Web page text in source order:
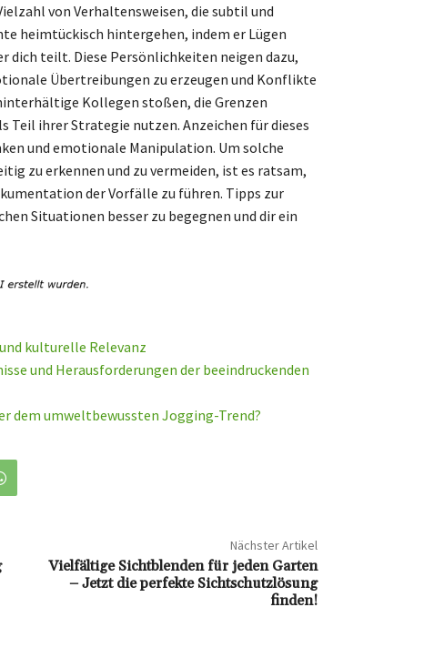
von Verhaltensweisen, die subtil und
heimtückisch hintergehen, indem er Lügen
dich teilt. Diese Persönlichkeiten neigen dazu,
Übertreibungen zu erzeugen und Konflikte
Kollegen stoßen, die Grenzen
Teil ihrer Strategie nutzen. Anzeichen für dieses
und emotionale Manipulation. Um solche
zu erkennen und zu vermeiden, ist es ratsam,
der Vorfälle zu führen. Tipps zur
Situationen besser zu begegnen und dir ein
kulturelle Relevanz
und Herausforderungen der beeindruckenden
dem umweltbewussten Jogging-Trend?
Nächster Artikel
Vielfältige Sichtblenden für jeden Garten
– Jetzt die perfekte Sichtschutzlösung
finden!